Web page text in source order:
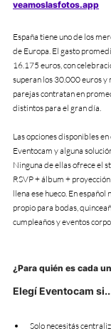
veamoslasfotos.app
España tiene uno de los
de Europa. El gasto
16.175 euros, con
superan los 30.000 euros y
parejas contratan en
distintos para el gran día.
Las opciones disponibles
Eventocam y alguna
Ninguna de ellas ofrece el
RSVP + álbum +
llena ese hueco. En
propio para bodas,
cumpleaños y eventos
¿Para quién es cada
Elegí Eventocam
Solo necesitás